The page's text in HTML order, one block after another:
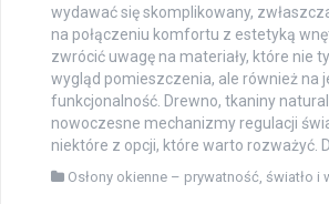
wydawać się skomplikowany,
na połączeniu komfortu z estetyką
zwrócić uwagę na materiały, które nie
wygląd pomieszczenia, ale również na
funkcjonalność. Drewno, tkaniny
nowoczesne mechanizmy regulacji
niektóre z opcji, które warto rozważyć.
Osłony okienne – prywatność, światło i